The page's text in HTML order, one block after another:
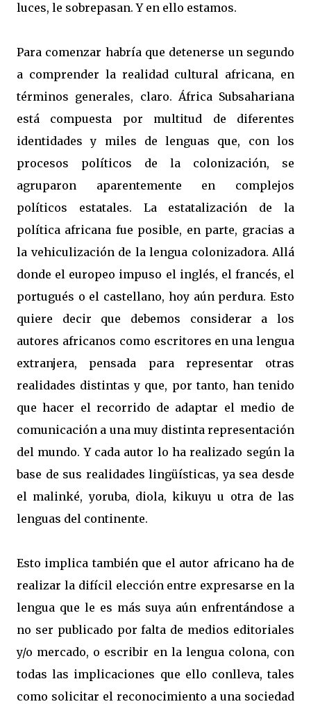
luces, le sobrepasan. Y en ello estamos.
Para comenzar habría que detenerse un segundo
a comprender la realidad cultural africana, en
términos generales, claro. África Subsahariana
está compuesta por multitud de diferentes
identidades y miles de lenguas que, con los
procesos políticos de la colonización, se
agruparon aparentemente en complejos
políticos estatales. La estatalización de la
política africana fue posible, en parte, gracias a
la vehiculización de la lengua colonizadora. Allá
donde el europeo impuso el inglés, el francés, el
portugués o el castellano, hoy aún perdura. Esto
quiere decir que debemos considerar a los
autores africanos como escritores en una lengua
extranjera, pensada para representar otras
realidades distintas y que, por tanto, han tenido
que hacer el recorrido de adaptar el medio de
comunicación a una muy distinta representación
del mundo. Y cada autor lo ha realizado según la
base de sus realidades lingüísticas, ya sea desde
el malinké, yoruba, diola, kikuyu u otra de las
lenguas del continente.
Esto implica también que el autor africano ha de
realizar la difícil elección entre expresarse en la
lengua que le es más suya aún enfrentándose a
no ser publicado por falta de medios editoriales
y/o mercado, o escribir en la lengua colona, con
todas las implicaciones que ello conlleva, tales
como solicitar el reconocimiento a una sociedad